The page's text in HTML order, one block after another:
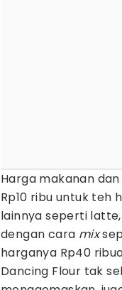
Harga makanan
Rp10 ribu untuk teh
lainnya seperti
dengan cara mix
harganya Rp40
Dancing Flour tak